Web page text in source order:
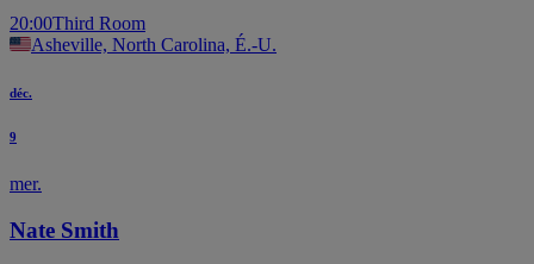
20:00Third Room
Asheville, North Carolina, É.-U.
déc.
9
mer.
Nate Smith